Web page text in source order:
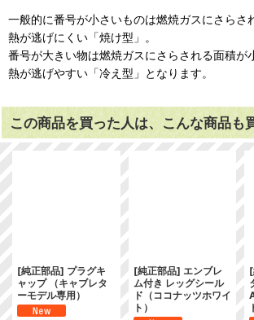
一般的に番号が小さいものは燃焼ガスにさらさ
熱が逃げにくい「焼け型」。
番号が大きい物は燃焼ガスにさらされる面積が
熱が逃げやすい「冷え型」となります。
この商品を買った人は、こんな商品も
[純正部品] プラグキ
ャップ （キャブレタ
ーモデル専用）
[純正部品] エンブレ
ム付き レッグシール
ド（ココナッツホワイ
ト）